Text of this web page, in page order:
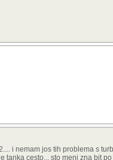
i nemam jos tih problema s
cesto... sto meni zna bit